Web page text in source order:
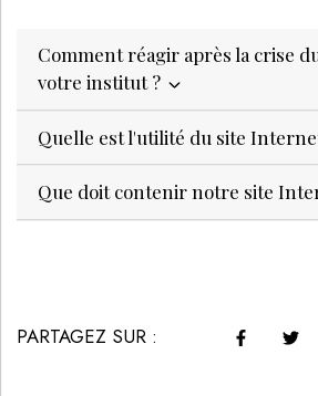
Comment réagir après la crise
votre institut ?
Quelle est l'utilité du site
Que doit contenir notre site
PARTAGEZ SUR :